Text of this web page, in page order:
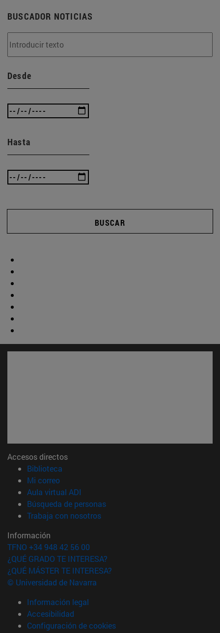
BUSCADOR NOTICIAS
Desde
Hasta
BUSCAR
Accesos directos
Biblioteca
Mi correo(abre en nueva ventana)
Aula virtual ADI
Búsqueda de personas(abre en nueva ventana)
Trabaja con nosotros(abre en nueva ventana)
Información
TFNO +34 948 42 56 00
¿QUÉ GRADO TE INTERESA?
¿QUÉ MÁSTER TE INTERESA?
© Universidad de Navarra
Información legal
Accesibilidad
Configuración de cookies